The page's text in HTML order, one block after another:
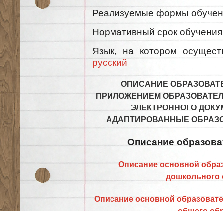
Реализуемые формы
Нормативный срок обучения
Язык, на котором
русский
ОПИСАНИЕ
ПРИЛОЖЕНИЕМ
ЭЛЕКТРОННОГО
АДАПТИРОВАННЫЕ
Описание
Описание основной
дошкольного
Описание основной